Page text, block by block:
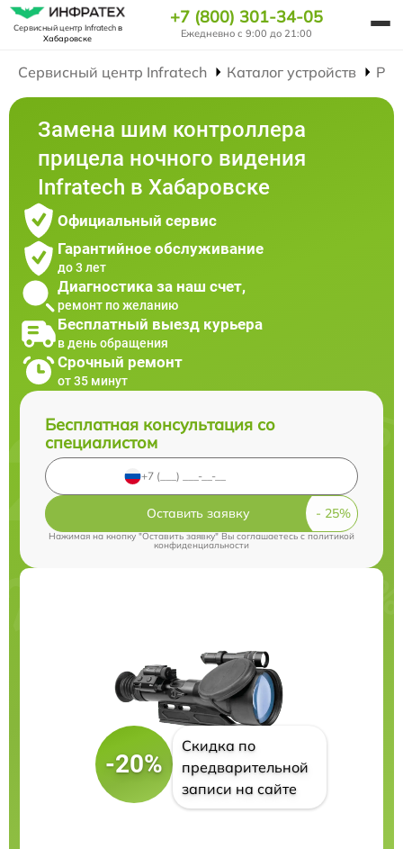
Сервисный центр Infratechв
Хабаровске
+7 (800) 301-34-05
Ежедневно с 9:00 до 21:00
Сервисный центр Infratech Каталог устройств
Замена шим контроллера
прицела ночного видения
Infratech в Хабаровске
Официальный сервис
Гарантийное обслуживание
до 3 лет
Диагностика за наш счет,
ремонт по желанию
Бесплатный выезд курьера
в день обращения
Срочный ремонт
от 35 минут
Бесплатная консультация со
специалистом
Оставить заявку
Нажимая на кнопку "Оставить заявку" Вы соглашаетесь cполитикой
конфиденциальности
-20%
Скидка по
предварительной
записи на сайте